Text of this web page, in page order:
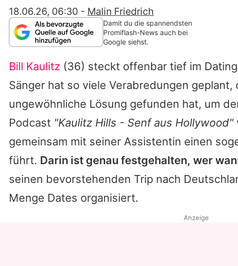
Familie & Liebe
Alle Themen auf
App runterladen
Team
Redaktionelle
Impressum
Nutzungsbedingungen
18.06.26, 06:30 - Malin Friedrich
Damit du die spannendsten
Promiflash-News auch bei
Google siehst.
Bill Kaulitz (36) steckt offenbar tief im
Sänger hat so viele Verabredungen geplant,
ungewöhnliche Lösung gefunden hat, um
Podcast "Kaulitz Hills - Senf aus Hollywood"
gemeinsam mit seiner Assistentin einen
führt. Darin ist genau festgehalten, wer
seinen bevorstehenden Trip nach
Menge Dates organisiert.
Anzeige